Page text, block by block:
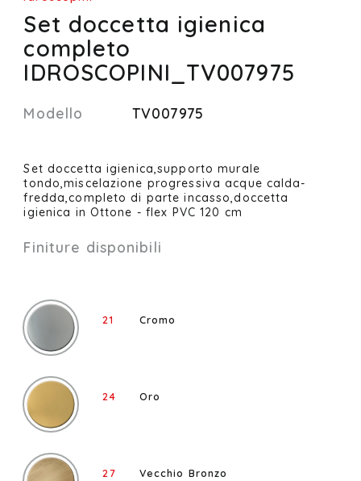
Set doccetta igienica
completo
IDROSCOPINI_TV007975
Modello TV007975
Set doccetta igienica,supporto murale
tondo,miscelazione progressiva acque calda-
fredda,completo di parte incasso,doccetta
igienica in Ottone - flex PVC 120 cm
Finiture disponibili
21 Cromo
24 Oro
27 Vecchio Bronzo